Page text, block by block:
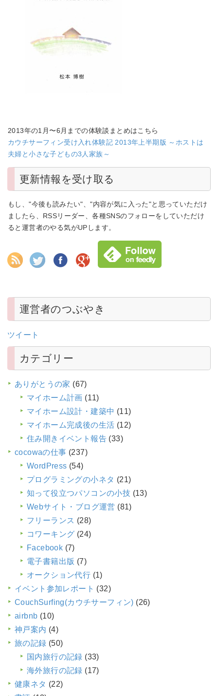
2013年の1月〜6月までの体験談まとめはこちら
カウチサーフィン受け入れ体験記 2013年上半期版 ～ホストは
夫婦と小さな子どもの3人家族～
更新情報を受け取る
もし、"今後も読みたい"、"内容が気に入った"と思っていただけ
ましたら、RSSリーダー、各種SNSのフォローをしていただけ
ると運営者のやる気がUPします。
運営者のつぶやき
ツイート
カテゴリー
ありがとうの家 (67)
マイホーム計画 (11)
マイホーム設計・建築中 (11)
マイホーム完成後の生活 (12)
住み開きイベント報告 (33)
cocowaの仕事 (237)
WordPress (54)
プログラミングの小ネタ (21)
知って役立つパソコンの小技 (13)
Webサイト・ブログ運営 (81)
フリーランス (28)
コワーキング (24)
Facebook (7)
電子書籍出版 (7)
オークション代行 (1)
イベント参加レポート (32)
CouchSurfing(カウチサーフィン) (26)
airbnb (10)
神戸案内 (4)
旅の記録 (50)
国内旅行の記録 (33)
海外旅行の記録 (17)
健康ネタ (22)